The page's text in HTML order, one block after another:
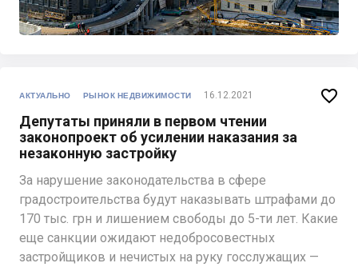
АКТУАЛЬНО РЫНОК НЕДВИЖИМОСТИ 16.12.2021
Депутаты приняли в первом чтении
законопроект об усилении наказания за
незаконную застройку
За нарушение законодательства в сфере
градостроительства будут наказывать штрафами до
170 тыс. грн и лишением свободы до 5-ти лет. Какие
еще санкции ожидают недобросовестных
застройщиков и нечистых на руку госслужащих —
